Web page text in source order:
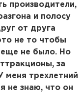
производители,
и полосу
от друга
не то чтобы
еще не было. Но
за
меня трехлетний
не знаю, что он